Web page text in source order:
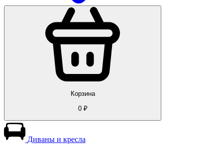
Корзина
0₽
Диваны и кресла